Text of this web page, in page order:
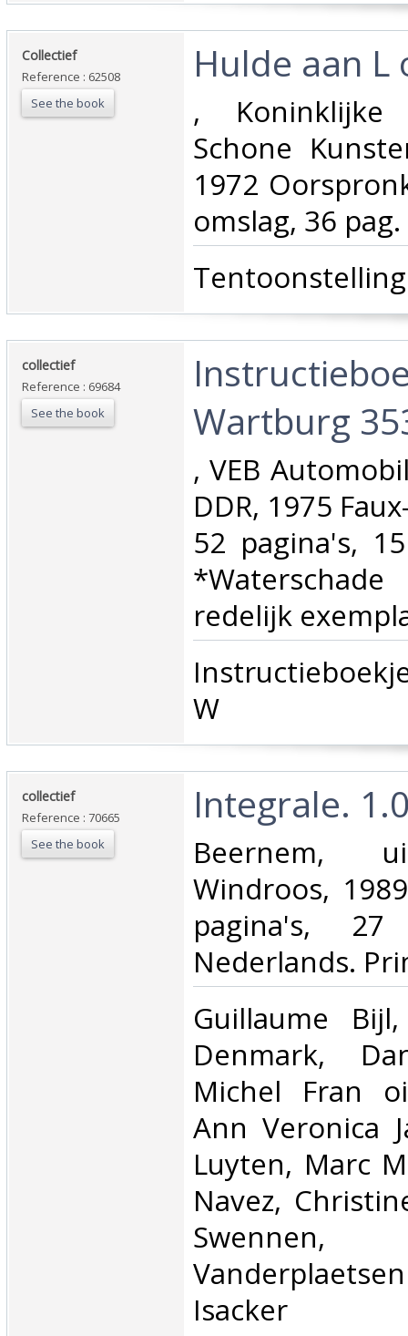
‎Collectief‎
Reference : 62508
See the book
‎Hulde aan L
‎, Koninklijke
Schone
1972
omslag, 36
‎collectief‎
Reference : 69684
See the book
Wartburg
‎, VEB
DDR, 1975
52 pagina's,
redelijk
W ‎
‎collectief‎
Reference : 70665
See the book
‎Integrale.
‎Beernem,
Windroos,
pagina's,
Nederlands.
‎Guillaume
Denmark,
Michel Fran
Ann Veronica
Luyten, Marc
Navez,
Isacker‎